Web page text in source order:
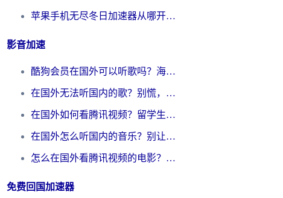
苹果手机无尽冬日加速器从哪开启？海外玩家的冬日生存指南
影音加速
酷狗会员在国外可以听歌吗？海外党亲测有效：3步解决音乐权限难题
在国外无法听国内的歌？别慌，这样操作就能畅听QQ音乐（附亲测加速器推荐）
在国外如何看腾讯视频？留学生亲测有效的回国加速方案
在国外怎么听国内的音乐？别让版权限制断了你的华语歌单
怎么在国外看腾讯视频的电影？海外党亲测有效的回国加速指南
免费回国加速器